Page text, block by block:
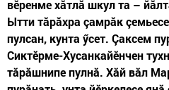
вӗренме хăтлă шкул та –
Ытти тăрăхра çамрăк
пулсан, кунта ӳсет. Çаксем
Сиктӗрме-Хусанкайӗнчен
тăрăшнипе пулнă. Хăй вăл